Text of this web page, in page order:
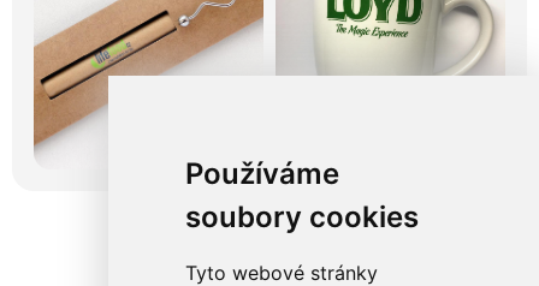
Používáme
soubory cookies
Tyto webové stránky